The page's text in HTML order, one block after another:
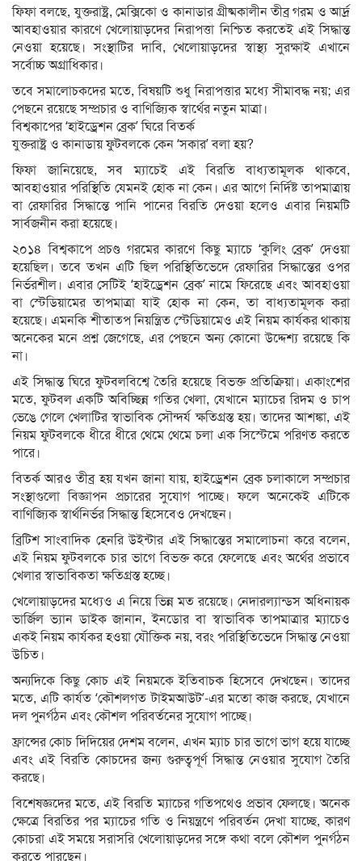
ফিফা বলছে, যুক্তরাষ্ট্র, মেক্সিকো ও কানাডার গ্রীষ্মকালীন তীব্র গরম ও আর্দ্র
আবহাওয়ার কারণে খেলোয়াড়দের নিরাপত্তা নিশ্চিত করতেই এই সিদ্ধান্ত
নেওয়া হয়েছে। সংস্থাটির দাবি, খেলোয়াড়দের স্বাস্থ্য সুরক্ষাই এখানে
সর্বোচ্চ অগ্রাধিকার।
তবে সমালোচকদের মতে, বিষয়টি শুধু নিরাপত্তার মধ্যে সীমাবদ্ধ নয়; এর
পেছনে রয়েছে সম্প্রচার ও বাণিজ্যিক স্বার্থের নতুন মাত্রা।
বিশ্বকাপের ‘হাইড্রেশন ব্রেক’ ঘিরে বিতর্ক
যুক্তরাষ্ট্র ও কানাডায় ফুটবলকে কেন ‘সকার’ বলা হয়?
ফিফা জানিয়েছে, সব ম্যাচেই এই বিরতি বাধ্যতামূলক থাকবে,
আবহাওয়ার পরিস্থিতি যেমনই হোক না কেন। এর আগে নির্দিষ্ট তাপমাত্রায়
বা রেফারির সিদ্ধান্তে পানি পানের বিরতি দেওয়া হলেও এবার নিয়মটি
সার্বজনীন করা হয়েছে।
২০১৪ বিশ্বকাপে প্রচণ্ড গরমের কারণে কিছু ম্যাচে ‘কুলিং ব্রেক’ দেওয়া
হয়েছিল। তবে তখন এটি ছিল পরিস্থিতিভেদে রেফারির সিদ্ধান্তের ওপর
নির্ভরশীল। এবার সেটিই ‘হাইড্রেশন ব্রেক’ নামে ফিরেছে এবং আবহাওয়া
বা স্টেডিয়ামের তাপমাত্রা যাই হোক না কেন, তা বাধ্যতামূলক করা
হয়েছে। এমনকি শীতাতপ নিয়ন্ত্রিত স্টেডিয়ামেও এই নিয়ম কার্যকর থাকায়
অনেকের মনে প্রশ্ন জেগেছে, এর পেছনে অন্য কোনো উদ্দেশ্য রয়েছে কি
না।
এই সিদ্ধান্ত ঘিরে ফুটবলবিশ্বে তৈরি হয়েছে বিভক্ত প্রতিক্রিয়া। একাংশের
মতে, ফুটবল একটি অবিচ্ছিন্ন গতির খেলা, যেখানে ম্যাচের রিদম ও চাপ
ভেঙে গেলে খেলাটির স্বাভাবিক সৌন্দর্য ক্ষতিগ্রস্ত হয়। তাদের আশঙ্কা, এই
নিয়ম ফুটবলকে ধীরে ধীরে থেমে থেমে চলা এক সিস্টেমে পরিণত করতে
পারে।
বিতর্ক আরও তীব্র হয় যখন জানা যায়, হাইড্রেশন ব্রেক চলাকালে সম্প্রচার
সংস্থাগুলো বিজ্ঞাপন প্রচারের সুযোগ পাচ্ছে। ফলে অনেকেই এটিকে
বাণিজ্যিক স্বার্থনির্ভর সিদ্ধান্ত হিসেবেও দেখছেন।
ব্রিটিশ সাংবাদিক হেনরি উইন্টার এই সিদ্ধান্তের সমালোচনা করে বলেন,
এই নিয়ম ফুটবলকে চার ভাগে বিভক্ত করে ফেলেছে এবং অর্থের প্রভাবে
খেলার স্বাভাবিকতা ক্ষতিগ্রস্ত হচ্ছে।
খেলোয়াড়দের মধ্যেও এ নিয়ে ভিন্ন মত রয়েছে। নেদারল্যান্ডস অধিনায়ক
ভার্জিল ভ্যান ডাইক জানান, ইনডোর বা স্বাভাবিক তাপমাত্রার ম্যাচেও
একই নিয়ম কার্যকর হওয়া যৌক্তিক নয়, বরং পরিস্থিতিভেদে সিদ্ধান্ত নেওয়া
উচিত।
অন্যদিকে কিছু কোচ এই নিয়মকে ইতিবাচক হিসেবে দেখছেন। তাদের
মতে, এটি কার্যত ‘কৌশলগত টাইমআউট’-এর মতো কাজ করছে, যেখানে
দল পুনর্গঠন এবং কৌশল পরিবর্তনের সুযোগ পাচ্ছে।
ফ্রান্সের কোচ দিদিয়ের দেশম বলেন, এখন ম্যাচ চার ভাগে ভাগ হয়ে যাচ্ছে
এবং এই বিরতি কোচদের জন্য গুরুত্বপূর্ণ সিদ্ধান্ত নেওয়ার সুযোগ তৈরি
করছে।
বিশেষজ্ঞদের মতে, এই বিরতি ম্যাচের গতিপথেও প্রভাব ফেলছে। অনেক
ক্ষেত্রে বিরতির পর ম্যাচের গতি ও নিয়ন্ত্রণে পরিবর্তন দেখা যাচ্ছে, কারণ
কোচরা এই সময়ে সরাসরি খেলোয়াড়দের সঙ্গে কথা বলে কৌশল পুনর্গঠন
করতে পারছেন।